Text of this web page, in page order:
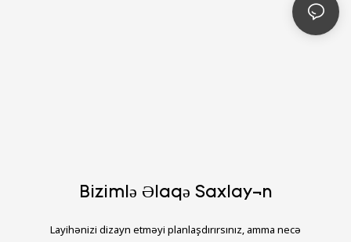
Bizimlə Əlaqə Saxlayın
Layihənizi dizayn etməyi planlaşdırırsınız, amma necə